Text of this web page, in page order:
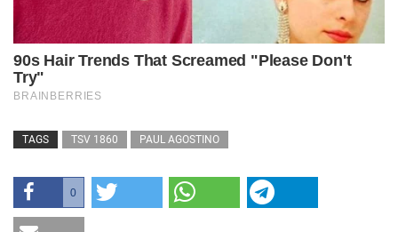
TAGS TSV 1860 PAUL AGOSTINO
0